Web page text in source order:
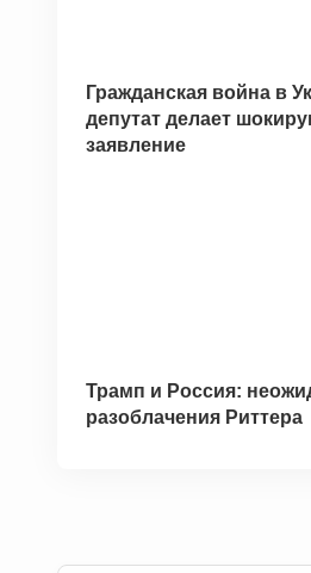
Гражданская война в
депутат делает
заявление
Трамп и Россия:
разоблачения Риттера